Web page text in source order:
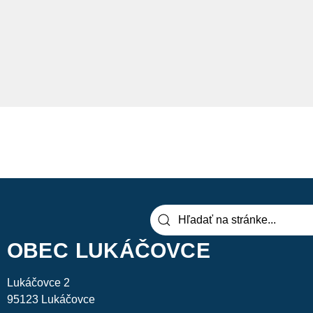
OBEC LUKÁČOVCE
Lukáčovce 2
95123 Lukáčovce